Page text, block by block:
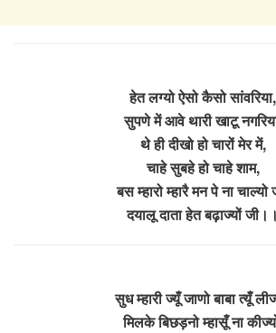
हेत लग्यो ऐसो कैसो सांवरिया,
सुपणे में आवे थारी खाटू
थे ही दीखो हो चारों मेर में,
चाहे सुबहे हो चाहे शाम,
बस म्हारो म्हारै मन पे ना चाल्यो
दयालू दाता हेत बढ़ाज्यों जी।।
सुध म्हारी ज्यूँ जाणो बाबा त्यूँ
मिलके बिछड़नो म्हासूँ ना